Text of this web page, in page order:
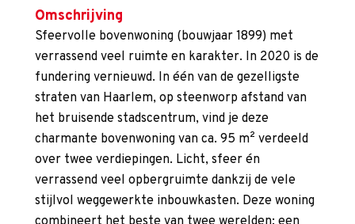
Omschrijving
Sfeervolle bovenwoning (bouwjaar 1899) met
verrassend veel ruimte en karakter. In 2020 is de
fundering vernieuwd. In één van de gezelligste
straten van Haarlem, op steenworp afstand van
het bruisende stadscentrum, vind je deze
charmante bovenwoning van ca. 95 m² verdeeld
over twee verdiepingen. Licht, sfeer én
verrassend veel opbergruimte dankzij de vele
stijlvol weggewerkte inbouwkasten. Deze woning